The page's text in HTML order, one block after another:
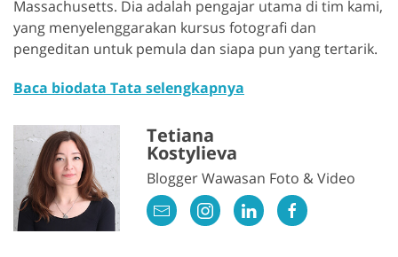
Massachusetts. Dia adalah pengajar utama di tim kami,
yang menyelenggarakan kursus fotografi dan
pengeditan untuk pemula dan siapa pun yang tertarik.
Baca biodata Tata selengkapnya
Tetiana
Kostylieva
Blogger Wawasan Foto & Video